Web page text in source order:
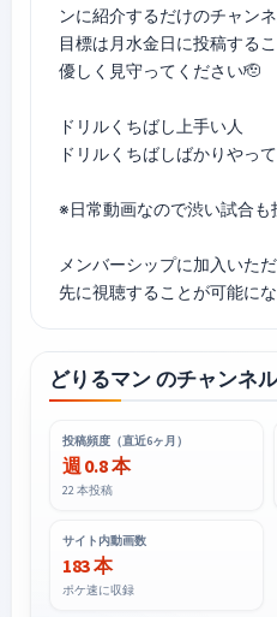
ンに紹介するだけのチャンネ
目標は月水金日に投稿する
優しく見守ってください🫡
ドリルくちばし上手
ドリルくちばしばかりやっ
※日常動画なので渋い試合も
メンバーシップに加入いた
どりるマン のチャンネ
投稿頻度（直近6ヶ月）
週 0.8 本
22 本投稿
サイト内動画数
183 本
ポケ速に収録